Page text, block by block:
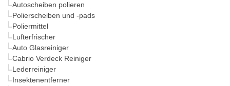
Autoscheiben polieren
Polierscheiben und -pads
Poliermittel
Lufterfrischer
Auto Glasreiniger
Cabrio Verdeck Reiniger
Lederreiniger
Insektenentferner